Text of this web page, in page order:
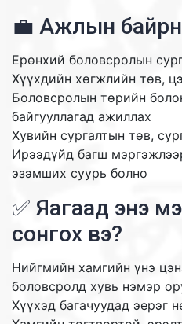
💼 Ажлын
Ерөнхий боловсролын
Хүүхдийн хөгжлийн төв,
Боловсролын төрийн
байгууллагад ажиллах
Хувийн сургалтын төв,
Ирээдүйд багш
эзэмших суурь болно
✅ Яагаад энэ
сонгох вэ?
Нийгмийн хамгийн үнэ
боловсролд хувь нэмэр
Хүүхэд багачуудад эерэг